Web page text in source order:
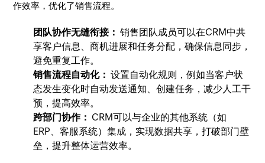
作效率，优化了销售流程。
团队协作无缝衔接： 销售团队成员可以在CRM中共
享客户信息、商机进展和任务分配，确保信息同步，
避免重复工作。
销售流程自动化： 设置自动化规则，例如当客户状
态发生变化时自动发送通知、创建任务，减少人工干
预，提高效率。
跨部门协作： CRM可以与企业的其他系统（如
ERP、客服系统）集成，实现数据共享，打破部门壁
垒，提升整体运营效率。